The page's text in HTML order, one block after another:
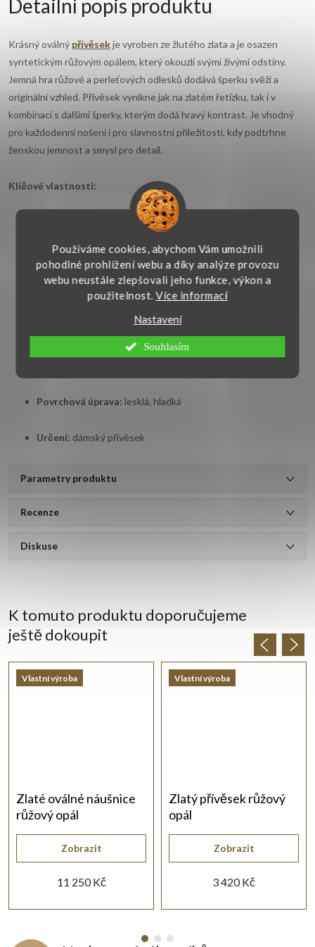
Používáme cookies, abychom Vám umožnili
pohodlné prohlížení webu a díky analýze provozu
webu neustále zlepšovali jeho funkce, výkon a
použitelnost.Více informací
Nastavení
Souhlasím
Detailní popis produktu
Krásný oválný přívěsekje vyroben ze žlutého zlata a je osazen
syntetickým růžovým opálem, který okouzlí svými živými odstíny.
Jemná hra růžové a perleťových odlesků dodává šperku svěží a
originální vzhled. Přívěsek vynikne jak na zlatém řetízku, tak i v
kombinaci s dalšími šperky, kterým dodá hravý kontrast. Je vhodný
pro každodenní nošení i pro slavnostní příležitosti, kdy podtrhne
ženskou jemnost a smysl pro detail.
Klíčové vlastnosti:
žluté zlato 14kt. 585/1000
Typ: oválný přívěsek
Hlavní kámen:syntetický opál - 12x6 mm
Povrchová úprava: lesklá, hladká
Určení: dámský přívěsek
Parametry produktu
Recenze
Diskuse
K tomuto produktu doporučujeme
ještě dokoupit
Vlastní výroba
Zlaté oválné náušnice
růžový opál
11 250 Kč
Zobrazit
Vlastní výroba
Zlatý přívěsek růžový
opál
3 420 Kč
Zobrazit